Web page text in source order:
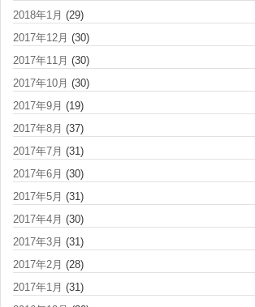
2018年1月 (29)
2017年12月 (30)
2017年11月 (30)
2017年10月 (30)
2017年9月 (19)
2017年8月 (37)
2017年7月 (31)
2017年6月 (30)
2017年5月 (31)
2017年4月 (30)
2017年3月 (31)
2017年2月 (28)
2017年1月 (31)